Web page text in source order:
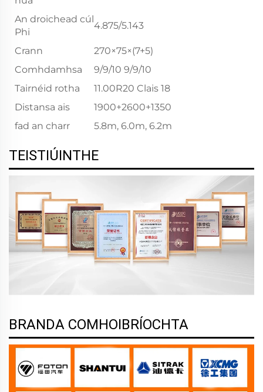
An droichead cúl
Phi
4.875/5.143
Crann
270×75×(7+5)
Comhdamhsa
9/9/10 9/9/10
Tairnéid rotha
11.00R20 Clais 18
Distansa ais
1900+2600+1350
fad an charr
5.8m, 6.0m, 6.2m
TEISTIÚINTHE
BRANDA COMHOIBRÍOCHTA